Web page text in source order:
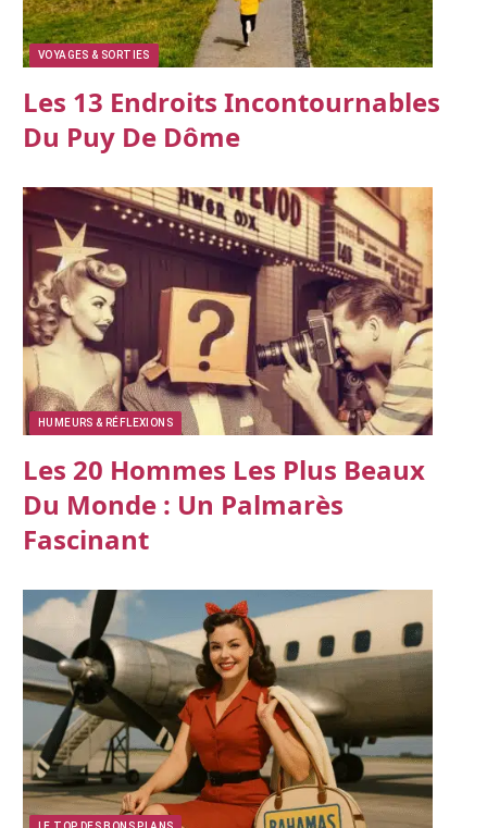
VOYAGES & SORTIES
Les 13 Endroits Incontournables
Du Puy De Dôme
HUMEURS & RÉFLEXIONS
Les 20 Hommes Les Plus Beaux
Du Monde : Un Palmarès
Fascinant